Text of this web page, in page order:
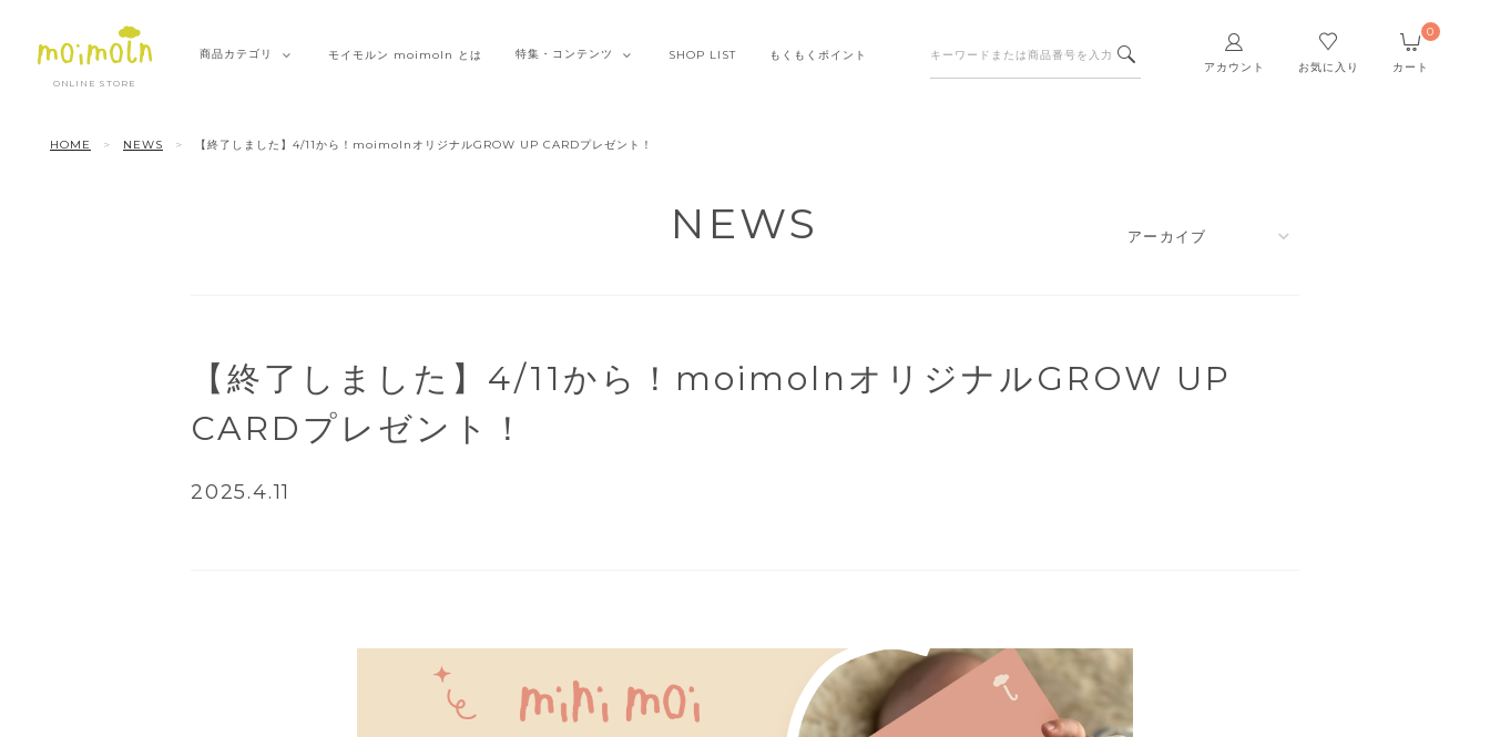
ONLINE STORE
アカウント お気に入り カート
0
商品カテゴリ モイモルン moimoln とは 特集・ コンテンツ SHOP LIST もくもくポイント
HOME NEWS 【終了しました】4/11から！moimolnオリジナルGROW UP CARDプレゼント！
NEWS
【終了しました】4/11から！moimolnオリジナルGROW UP
CARDプレゼント！
2025.4.11